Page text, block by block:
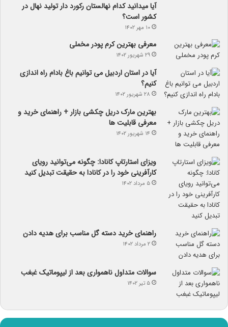
آیا می­دانید کدام نهالستان رکورد دار تولید نهال­ در
کشور است؟
۱۰ مهر ۱۴۰۲
معرفی بهترین کرم پودر مخملی
۲۹ شهریور ۱۴۰۲
آیا در استان اردبیل می توانیم باغ بادام راه اندازی
کنیم؟
۲۸ شهریور ۱۴۰۲
بهترین مارک دریل چکشی بازار + راهنمای خرید و
معرفی قابلیت ها
۱۴ شهریور ۱۴۰۲
ویزای استارتاپ کانادا: چگونه می‌توانید رویای
کارآفرینی خود را در کانادا به حقیقت تبدیل کنید
۵ مرداد ۱۴۰۲
راهنمای خرید دسته گل مناسب برای هدیه دادن
۲ مرداد ۱۴۰۲
سوالات متداول ناهمواری بعد از لیپوماتیک غبغب
۵ تیر ۱۴۰۲